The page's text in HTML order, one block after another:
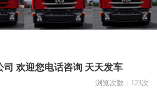
欢迎您电话咨询 天天发车
浏览次数： 123次